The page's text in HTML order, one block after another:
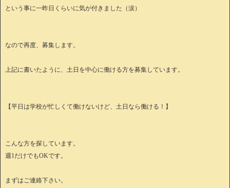
という事に一昨日くらいに気が付きました（涙）
なので再度、募集します。
上記に書いたように、土日を中心に働ける方を募集しています。
【平日は学校が忙しくて働けないけど、土日なら働ける！】
こんな方を探しています。
週1だけでもOKです。
まずはご連絡下さい。